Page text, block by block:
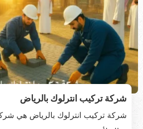
شركة تركيب انترلوك بالرياض
شركة تركيب انترلوك بالرياض هي